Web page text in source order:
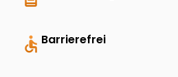
accessible Barrierefrei